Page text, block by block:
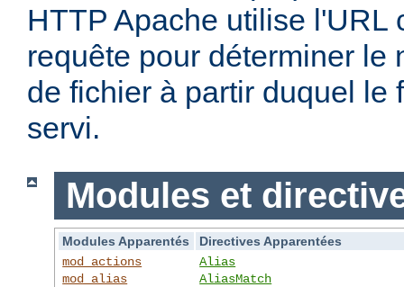
HTTP Apache utilise l'URL
requête pour déterminer le
de fichier à partir duquel le
servi.
Modules et
Modules Apparentés
Directives Apparentées
mod_actions
mod_alias
Alias
AliasMatch